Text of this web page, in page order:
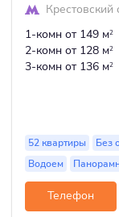
Крестовский
1-комн от 149 м2
2-комн от 128 м2
3-комн от 136 м2
52 квартиры Без
Водоем
Телефон